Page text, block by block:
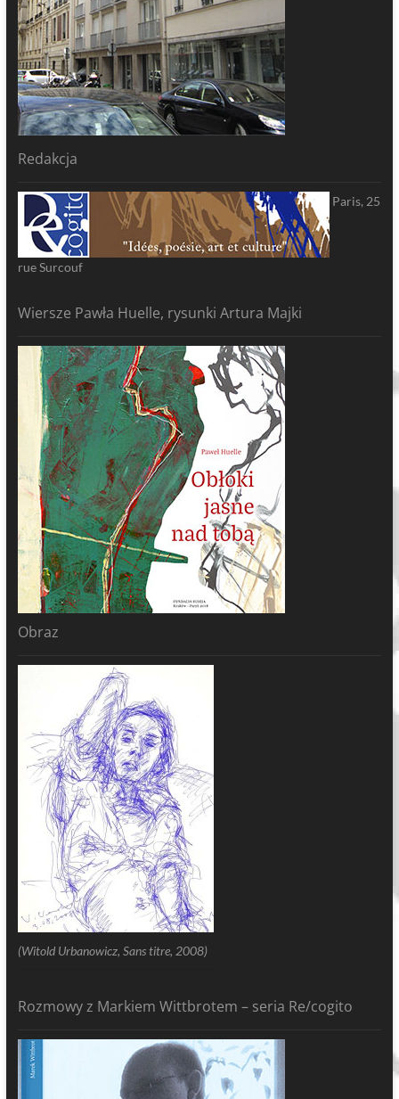
Redakcja
Paris, 25
rue Surcouf
Wiersze Pawła Huelle, rysunki Artura Majki
Obraz
(Witold Urbanowicz, Sans titre, 2008)
Rozmowy z Markiem Wittbrotem – seria Re/cogito